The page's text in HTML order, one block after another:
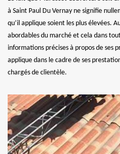
à Saint Paul Du Vernay ne signifie
qu’il applique soient les plus élevées.
abordables du marché et cela dans
informations précises à propos de ses
applique dans le cadre de ses
chargés de clientèle.